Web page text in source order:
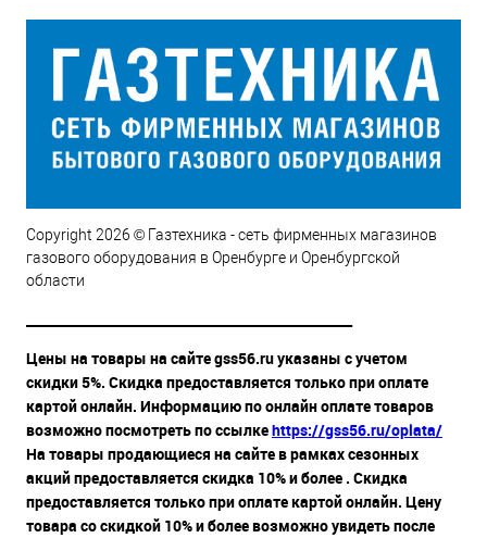
Copyright 2026 © Газтехника - сеть фирменных магазинов
газового оборудования в Оренбурге и Оренбургской
области
Цены на товары на сайте gss56.ru указаны с учетом
скидки 5%. Скидка предоставляется только при оплате
картой онлайн. Информацию по онлайн оплате товаров
возможно посмотреть по ссылкеhttps://gss56.ru/oplata/
На товары продающиеся на сайте в рамках сезонных
акций предоставляется скидка 10% и более . Скидка
предоставляется только при оплате картой онлайн. Цену
товара со скидкой 10% и более возможно увидеть после